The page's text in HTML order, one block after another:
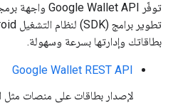
بطاقاتك وإدارتها بسرعة وسهولة.
Google Wallet REST API
لإصدار بطاقات على منصات مثل